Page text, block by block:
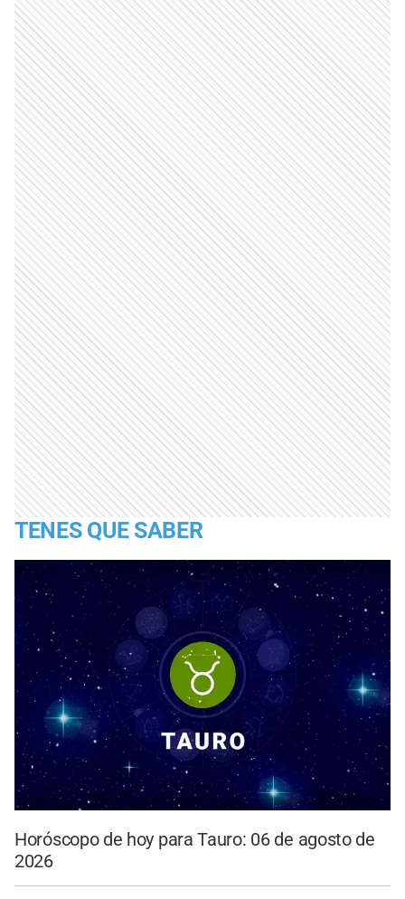
TENES QUE SABER
Horóscopo de hoy para Tauro: 06 de agosto de
2026